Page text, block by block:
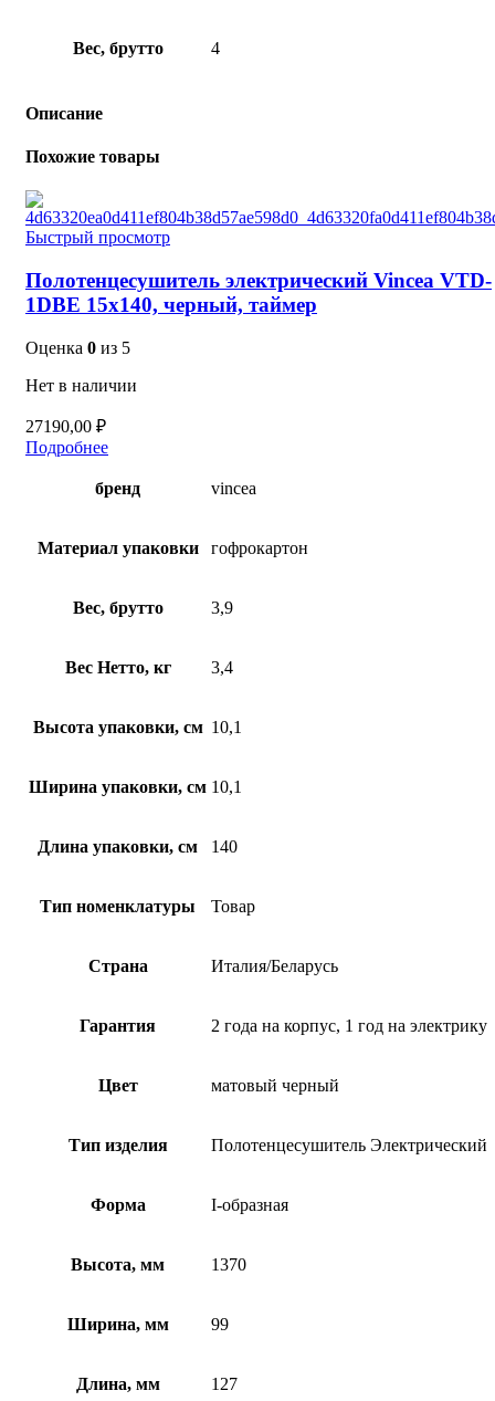
Вес, брутто 4
Описание
Похожие товары
Быстрый просмотр
Полотенцесушитель электрический Vincea VTD-
1DBE 15х140, черный, таймер
Оценка 0 из 5
Нет в наличии
27190,00 ₽
Подробнее
бренд vincea
Материал упаковки гофрокартон
Вес, брутто 3,9
Вес Нетто, кг 3,4
Высота упаковки, см 10,1
Ширина упаковки, см 10,1
Длина упаковки, см 140
Тип номенклатуры Товар
Страна Италия/Беларусь
Гарантия 2 года на корпус, 1 год на электрику
Цвет матовый черный
Тип изделия Полотенцесушитель Электрический
Форма I-образная
Высота, мм 1370
Ширина, мм 99
Длина, мм 127